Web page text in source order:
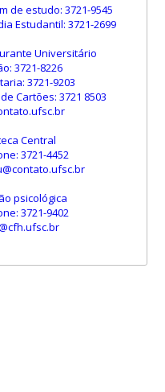
de estudo: 3721-9545
Estudantil: 3721-2699
Universitário
3721-8226
3721-9203
Cartões: 3721 8503
Central
3721-4452
psicológica
3721-9402